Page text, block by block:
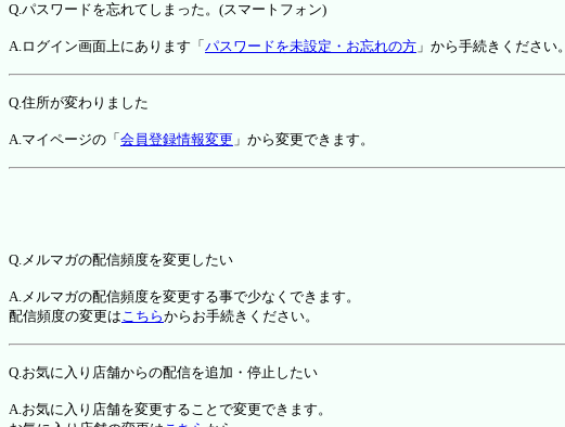
Q.パスワードを忘れてしまった。(スマートフォン)
A.ログイン画面上にあります「 パスワードを未設定・お忘れの方 」から手続きください。
Q.住所が変わりました
A.マイページの「 会員登録情報変更 」から変更できます。
Q.メルマガの配信頻度を変更したい
A.メルマガの配信頻度を変更する事で少なくできます。
配信頻度の変更はこちらからお手続きください。
Q.お気に入り店舗からの配信を追加・停止したい
A.お気に入り店舗を変更することで変更できます。